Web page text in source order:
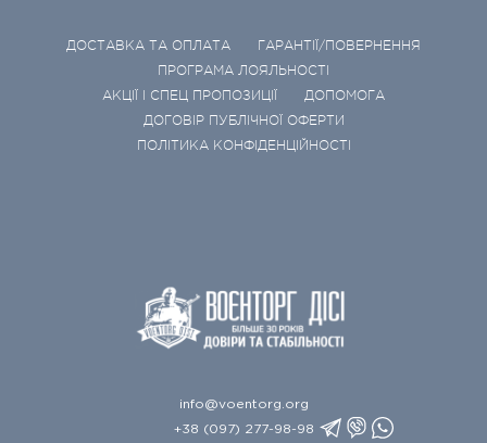
ДОСТАВКА ТА ОПЛАТА
ГАРАНТІЇ/ПОВЕРНЕННЯ
ПРОГРАМА ЛОЯЛЬНОСТІ
АКЦІЇ І СПЕЦ ПРОПОЗИЦІЇ
ДОПОМОГА
ДОГОВІР ПУБЛІЧНОЇ ОФЕРТИ
ПОЛІТИКА КОНФІДЕНЦІЙНОСТІ
info@voentorg.org
+38 (097) 277-98-98